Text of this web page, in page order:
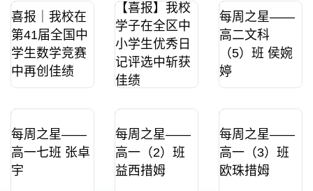
喜报｜我校在
第41届全国中
学生数学竞赛
中再创佳绩
【喜报】我校
学子在全区中
小学生优秀日
记评选中斩获
佳绩
每周之星——
高二文科
（5）班 侯婉
婷
每周之星——
高一七班 张卓
宇
每周之星——
高一（2）班
益西措姆
每周之星——
高一（3）班
欧珠措姆